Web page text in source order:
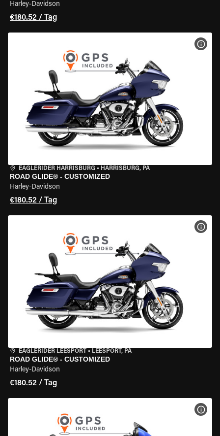
Harley-Davidson
€180.52 / Tag
EAGLERIDER HARRISBURG • HARRISBURG, PA
ROAD GLIDE® - CUSTOMIZED
Harley-Davidson
€180.52 / Tag
EAGLERIDER LEESPORT • LEESPORT, PA
ROAD GLIDE® - CUSTOMIZED
Harley-Davidson
€180.52 / Tag